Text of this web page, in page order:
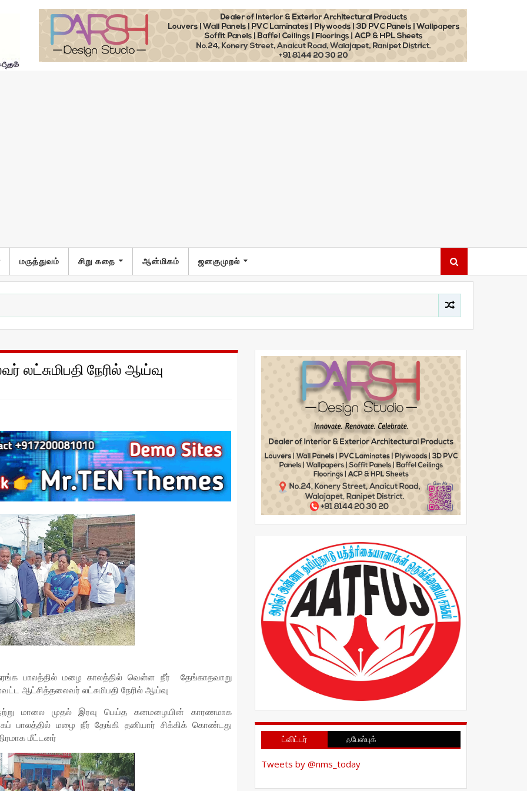
மருத்துவம் சிறு கதை ஆன்மிகம் ஜனகுமுறல்
லட்சுமிபதி நேரில் ஆய்வு
பாலத்தில் மழை காலத்தில் வெள்ள நீர் தேங்காதவாறு
ஆட்சித்தலைவர் லட்சுமிபதி நேரில் ஆய்வு
நேற்று மாலை முதல் இரவு பெய்த கனமழையின் காரணமாக
பாலத்தில் மழை நீர் தேங்கி தனியார் சிக்கிக் கொண்டது
மீட்டனர்
ட்விட்டர் ஃபேஸ்புக்
Tweets by @nms_today